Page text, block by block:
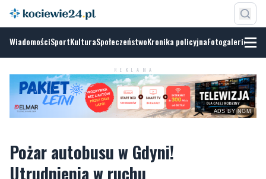
WiadomościSportKulturaSpołeczeństwoKronika policyjnaFotogalerie
REKLAMA
ADS BY NGM
Pożar autobusu w Gdyni!
Utrudnienia w ruchu